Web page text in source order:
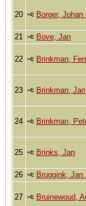
20 Borger, Johan
21 Bove, Jan
22 Brinkman,
23 Brinkman, Jan
24 Brinkman,
25 Brinks, Jan
26 Bruggink, Jan
27 Bruinewoud,